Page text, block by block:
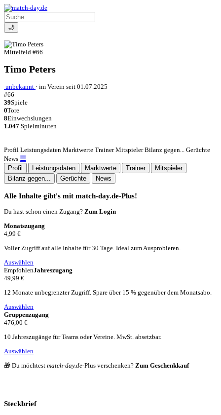
🌙
Mittelfeld #66
Timo Peters
unbekannt · im Verein seit 01.07.2025
#66
39Spiele
0Tore
8Einwechslungen
1.047 Spielminuten
Profil Leistungsdaten Marktwerte Trainer Mitspieler Bilanz gegen... Gerüchte
News ☰
Profil Leistungsdaten Marktwerte Trainer
Mitspieler
Bilanz gegen...
Gerüchte News
Alle Inhalte gibt's mit match-day.de-Plus!
Du hast schon einen Zugang? Zum Login
Monatszugang
4,99 €
Voller Zugriff auf alle Inhalte für 30 Tage. Ideal zum Ausprobieren.
Auswählen
EmpfohlenJahreszugang
49,99 €
12 Monate unbegrenzter Zugriff. Spare über 15 % gegenüber dem Monatsabo.
Auswählen
Gruppenzugang
476,00 €
10 Jahreszugänge für Teams oder Vereine. MwSt. absetzbar.
Auswählen
🎁 Du möchtest match-day.de-Plus verschenken? Zum Geschenkkauf
Steckbrief